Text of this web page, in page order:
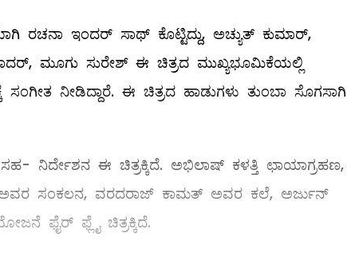
ಇಂದರ್ ಸಾಥ್ ಕೊಟ್ಟಿದ್ದು, ಅಚ್ಯುತ್ ಕುಮಾರ್,
ಮೂಗು ಸುರೇಶ್ ಈ ಚಿತ್ರದ ಮುಖ್ಯಭೂಮಿಕೆಯಲ್ಲಿ
ಸಂಗೀತ ನೀಡಿದ್ದಾರೆ. ಈ ಚಿತ್ರದ ಹಾಡುಗಳು ತುಂಬಾ ಸೊಗಸಾಗಿ
ನಿರ್ದೇಶನ ಈ ಚಿತ್ರಕ್ಕಿದೆ. ಅಭಿಲಾಷ್ ಕಳತ್ತಿ ಛಾಯಾಗ್ರಹಣ,
ಸಂಕಲನ, ವರದರಾಜ್ ಕಾಮತ್ ಅವರ ಕಲೆ, ಅರ್ಜುನ್
ಫೈರ್ ಫ್ಲೈ ಚಿತ್ರಕ್ಕಿದೆ.